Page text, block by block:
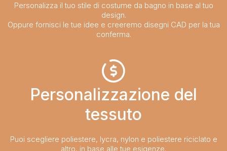
Personalizza il tuo stile di costume da bagno in base al tuo
design.
Oppure fornisci le tue idee e creeremo disegni CAD per la tua
conferma.
Personalizzazione del
tessuto​​​​​​​
Puoi scegliere poliestere, lycra, nylon e poliestere riciclato e
altro, in base alle tue esigenze.